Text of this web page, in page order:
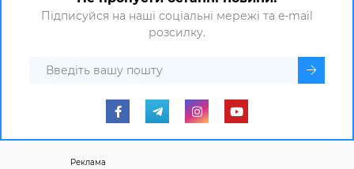
Підписуйся на наші соціальні мережі та e-mail
розсилку.
Реклама